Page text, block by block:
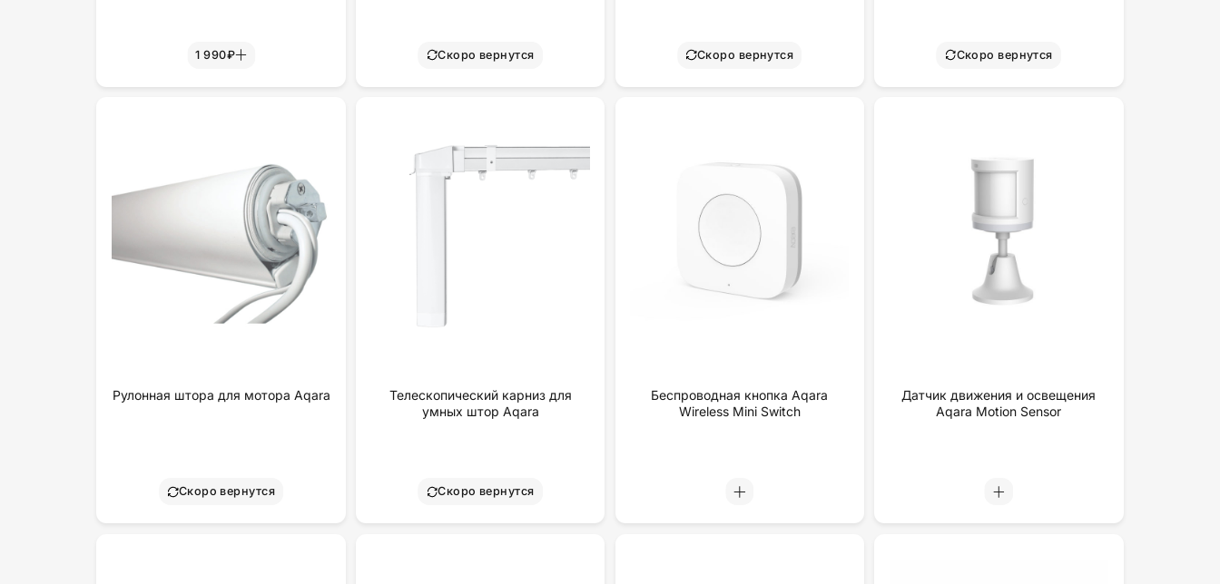
1 990₽ Скоро вернутся Скоро вернутся Скоро вернутся
Рулонная штора для мотора Aqara
Скоро вернутся
Телескопический карниз для
умных штор Aqara
Скоро вернутся
Беспроводная кнопка Aqara
Wireless Mini Switch
Датчик движения и освещения
Aqara Motion Sensor